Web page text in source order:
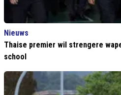
Nieuws
Thaise premier wil strengere
school